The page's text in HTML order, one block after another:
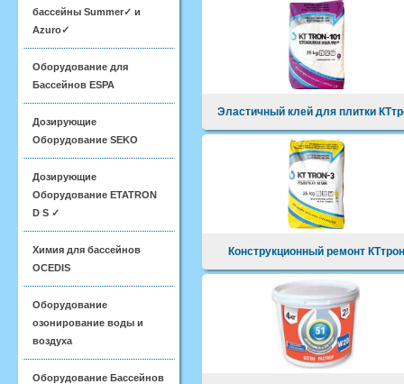
бассейны Summer✓ и
Azuro✓
Оборудование для
Бассейнов ESPA
Дозирующие
Оборудование SEKO
Дозирующие
Оборудование ETATRON
D S ✓
Химия для бассейнов
OCEDIS
Оборудование
озонирование воды и
воздуха
Оборудование Бассейнов
Эластичный клей для плитки
Конструкционный ремонт КТтрон